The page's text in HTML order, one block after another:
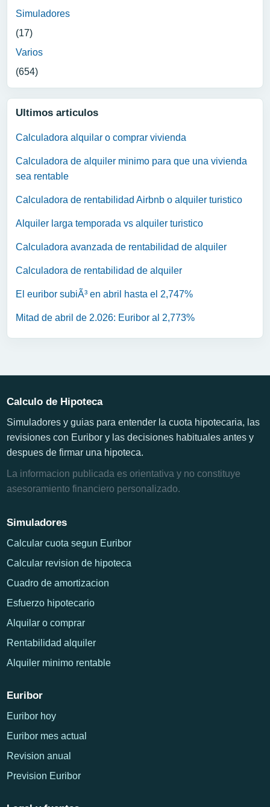
Simuladores
(17)
Varios
(654)
Ultimos articulos
Calculadora alquilar o comprar vivienda
Calculadora de alquiler minimo para que una vivienda
sea rentable
Calculadora de rentabilidad Airbnb o alquiler turistico
Alquiler larga temporada vs alquiler turistico
Calculadora avanzada de rentabilidad de alquiler
Calculadora de rentabilidad de alquiler
El euribor subiÃ³ en abril hasta el 2,747%
Mitad de abril de 2.026: Euribor al 2,773%
Calculo de Hipoteca
Simuladores y guias para entender la cuota hipotecaria, las
revisiones con Euribor y las decisiones habituales antes y
despues de firmar una hipoteca.
La informacion publicada es orientativa y no constituye
asesoramiento financiero personalizado.
Simuladores
Calcular cuota segun Euribor
Calcular revision de hipoteca
Cuadro de amortizacion
Esfuerzo hipotecario
Alquilar o comprar
Rentabilidad alquiler
Alquiler minimo rentable
Euribor
Euribor hoy
Euribor mes actual
Revision anual
Prevision Euribor